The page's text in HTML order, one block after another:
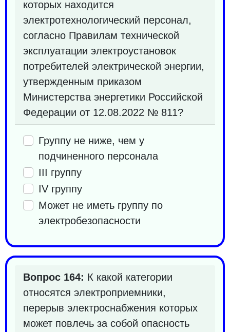
которых находится
электротехнологический персонал,
согласно Правилам технической
эксплуатации электроустановок
потребителей электрической энергии,
утвержденным приказом
Министерства энергетики Российской
Федерации от 12.08.2022 № 811?
Группу не ниже, чем у
подчиненного персонала
III группу
IV группу
Может не иметь группу по
электробезопасности
Вопрос 164: К какой категории
относятся электроприемники,
перерыв электроснабжения которых
может повлечь за собой опасность